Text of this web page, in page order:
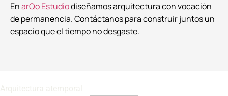
EnarQo Estudiodiseñamos arquitectura con vocación
de permanencia. Contáctanos para construir juntos un
espacio que el tiempo no desgaste.